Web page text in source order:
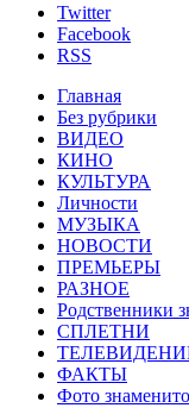
Twitter
Facebook
RSS
Главная
Без рубрики
ВИДЕО
КИНО
КУЛЬТУРА
Личности
МУЗЫКА
НОВОСТИ
ПРЕМЬЕРЫ
РАЗНОЕ
Родственники
СПЛЕТНИ
ФАКТЫ
Фото